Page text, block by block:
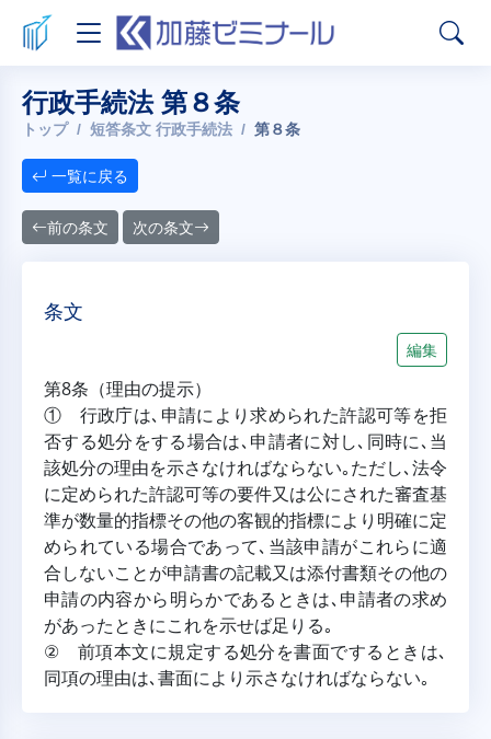
行政手続法 第８条
トップ 短答条文 行政手続法 第８条
一覧に戻る
前の条文 次の条文
条文
編集
第8条（理由の提示）
① 行政庁は､申請により求められた許認可等を拒
否する処分をする場合は､申請者に対し､同時に､当
該処分の理由を示さなければならない｡ただし､法令
に定められた許認可等の要件又は公にされた審査基
準が数量的指標その他の客観的指標により明確に定
められている場合であって､当該申請がこれらに適
合しないことが申請書の記載又は添付書類その他の
申請の内容から明らかであるときは､申請者の求め
があったときにこれを示せば足りる｡
② 前項本文に規定する処分を書面でするときは､
同項の理由は､書面により示さなければならない｡